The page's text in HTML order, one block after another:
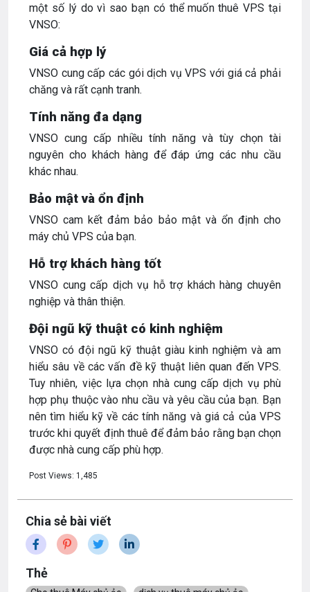
một số lý do vì sao bạn có thể muốn thuê VPS tại
VNSO:
Giá cả hợp lý
VNSO cung cấp các gói dịch vụ VPS với giá cả phải
chăng và rất cạnh tranh.
Tính năng đa dạng
VNSO cung cấp nhiều tính năng và tùy chọn tài
nguyên cho khách hàng để đáp ứng các nhu cầu
khác nhau.
Bảo mật và ổn định
VNSO cam kết đảm bảo bảo mật và ổn định cho
máy chủ VPS của bạn.
Hỗ trợ khách hàng tốt
VNSO cung cấp dịch vụ hỗ trợ khách hàng chuyên
nghiệp và thân thiện.
Đội ngũ kỹ thuật có kinh nghiệm
VNSO có đội ngũ kỹ thuật giàu kinh nghiệm và am
hiểu sâu về các vấn đề kỹ thuật liên quan đến VPS.
Tuy nhiên, việc lựa chọn nhà cung cấp dịch vụ phù
hợp phụ thuộc vào nhu cầu và yêu cầu của bạn. Bạn
nên tìm hiểu kỹ về các tính năng và giá cả của VPS
trước khi quyết định thuê để đảm bảo rằng bạn chọn
được nhà cung cấp phù hợp.
Post Views: 1,485
Chia sẻ bài viết
Thẻ